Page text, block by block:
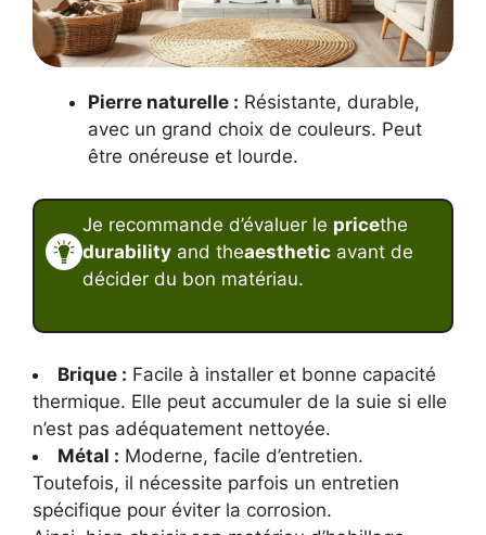
Pierre naturelle : Résistante, durable,
avec un grand choix de couleurs. Peut
être onéreuse et lourde.
Je recommande d’évaluer le pricethe
durability and theaesthetic avant de
décider du bon matériau.
Brique : Facile à installer et bonne capacité
thermique. Elle peut accumuler de la suie si elle
n’est pas adéquatement nettoyée.
Métal : Moderne, facile d’entretien.
Toutefois, il nécessite parfois un entretien
spécifique pour éviter la corrosion.